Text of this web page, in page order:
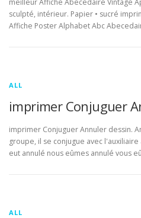
meilleur Affiche Abecedaire Vintage
sculpté, intérieur. Papier • sucré
Affiche Poster Alphabet Abc
ALL
imprimer Conjuguer
imprimer Conjuguer Annuler dessin.
groupe, il se conjugue avec
eut annulé nous eûmes annulé vous
ALL